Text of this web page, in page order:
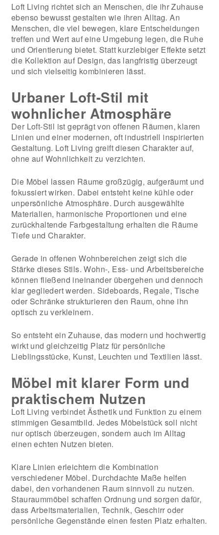
Loft Living richtet sich an Menschen, die ihr Zuhause
ebenso bewusst gestalten wie ihren Alltag. An
Menschen, die viel bewegen, klare Entscheidungen
treffen und Wert auf eine Umgebung legen, die Ruhe
und Orientierung bietet. Statt kurzlebiger Effekte setzt
die Kollektion auf Design, das langfristig überzeugt
und sich vielseitig kombinieren lässt.
Urbaner Loft-Stil mit
wohnlicher Atmosphäre
Der Loft-Stil ist geprägt von offenen Räumen, klaren
Linien und einer modernen, oft industriell inspirierten
Gestaltung. Loft Living greift diesen Charakter auf,
ohne auf Wohnlichkeit zu verzichten.
Die Möbel lassen Räume großzügig, aufgeräumt und
fokussiert wirken. Dabei entsteht keine kühle oder
unpersönliche Atmosphäre. Durch ausgewählte
Materialien, harmonische Proportionen und eine
zurückhaltende Farbgestaltung erhalten die Räume
Tiefe und Charakter.
Gerade in offenen Wohnbereichen zeigt sich die
Stärke dieses Stils. Wohn-, Ess- und Arbeitsbereiche
können fließend ineinander übergehen und dennoch
klar gegliedert werden. Sideboards, Regale, Tische
oder Schränke strukturieren den Raum, ohne ihn
optisch zu verkleinern.
So entsteht ein Zuhause, das modern und hochwertig
wirkt und gleichzeitig Platz für persönliche
Lieblingsstücke, Kunst, Leuchten und Textilien lässt.
Möbel mit klarer Form und
praktischem Nutzen
Loft Living verbindet Ästhetik und Funktion zu einem
stimmigen Gesamtbild. Jedes Möbelstück soll nicht
nur optisch überzeugen, sondern auch im Alltag
einen echten Nutzen bieten.
Klare Linien erleichtern die Kombination
verschiedener Möbel. Durchdachte Maße helfen
dabei, den vorhandenen Raum sinnvoll zu nutzen.
Stauraummöbel schaffen Ordnung und sorgen dafür,
dass Arbeitsmaterialien, Technik, Geschirr oder
persönliche Gegenstände einen festen Platz erhalten.